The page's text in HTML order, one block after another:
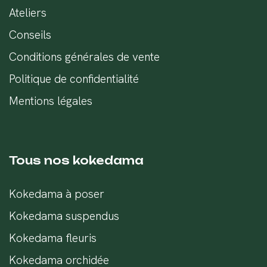
Ateliers
Conseils
Conditions générales de vente
Politique de confidentialité
Mentions légales
Tous nos kokedama
Kokedama à poser
Kokedama suspendus
Kokedama fleuris
Kokedama orchidée